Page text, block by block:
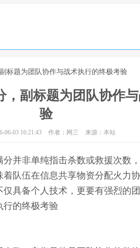
标题为团队协作与战术执行的终极考验
，副标题为团队协作
验
06-03 16:21:43 作者：网三 来源：本站
并非单纯指击杀数或救援次数
队伍在信息共享物资分配火力
具备个人技术，更要有强烈的
行的终极考验